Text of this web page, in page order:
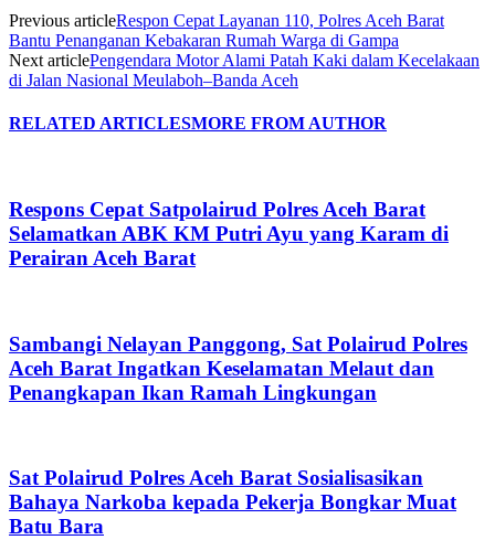
Previous articleRespon Cepat Layanan 110, Polres Aceh Barat
Bantu Penanganan Kebakaran Rumah Warga di Gampa
Next articlePengendara Motor Alami Patah Kaki dalam Kecelakaan
di Jalan Nasional Meulaboh–Banda Aceh
RELATED ARTICLESMORE FROM AUTHOR
Respons Cepat Satpolairud Polres Aceh Barat
Selamatkan ABK KM Putri Ayu yang Karam di
Perairan Aceh Barat
Sambangi Nelayan Panggong, Sat Polairud Polres
Aceh Barat Ingatkan Keselamatan Melaut dan
Penangkapan Ikan Ramah Lingkungan
Sat Polairud Polres Aceh Barat Sosialisasikan
Bahaya Narkoba kepada Pekerja Bongkar Muat
Batu Bara